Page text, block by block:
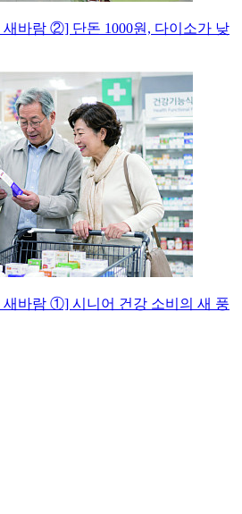
새바람 ②] 단돈 1000원, 다이소가 낮
새바람 ①] 시니어 건강 소비의 새 풍